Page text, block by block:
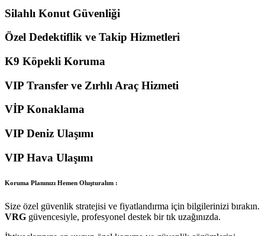
Silahlı Konut Güvenliği
Özel Dedektiflik ve Takip Hizmetleri
K9 Köpekli Koruma
VIP Transfer ve Zırhlı Araç Hizmeti
VİP Konaklama
VIP Deniz Ulaşımı
VIP Hava Ulaşımı
Koruma Planınızı Hemen Oluşturalım :
Size özel güvenlik stratejisi ve fiyatlandırma için bilgilerinizi bırakın.
VRG güvencesiyle, profesyonel destek bir tık uzağınızda.